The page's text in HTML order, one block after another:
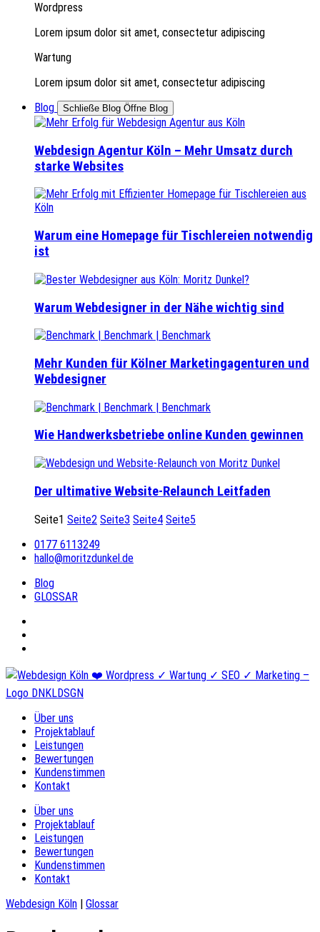
Wordpress
Lorem ipsum dolor sit amet, consectetur adipiscing
Wartung
Lorem ipsum dolor sit amet, consectetur adipiscing
Blog
Schließe Blog Öffne Blog
Webdesign Agentur Köln – Mehr Umsatz durch
starke Websites
Warum eine Homepage für Tischlereien notwendig
ist
Warum Webdesigner in der Nähe wichtig sind
Mehr Kunden für Kölner Marketingagenturen und
Webdesigner
Wie Handwerksbetriebe online Kunden gewinnen
Der ultimative Website-Relaunch Leitfaden
Seite1 Seite2 Seite3 Seite4 Seite5
0177 6113249
hallo@moritzdunkel.de
Blog
GLOSSAR
Über uns
Projektablauf
Leistungen
Bewertungen
Kundenstimmen
Kontakt
Über uns
Projektablauf
Leistungen
Bewertungen
Kundenstimmen
Kontakt
Webdesign Köln | Glossar